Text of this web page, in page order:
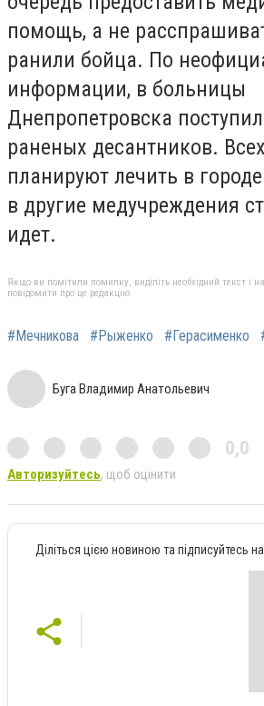
помощь, а не
ранили бойца. По
информации, в больницы
Днепропетровска
раненых десантников.
планируют лечить в
в другие медучреждения
идет.
Якщо ви помітили помилку, виділіть необхідний текст і
повідомити про це редакцію
#Мечникова #Рыженко #Герасименко
Буга Владимир Анатольевич
0,0
Авторизуйтесь, щоб оцінити
Діліться цією новиною та підписуйтесь